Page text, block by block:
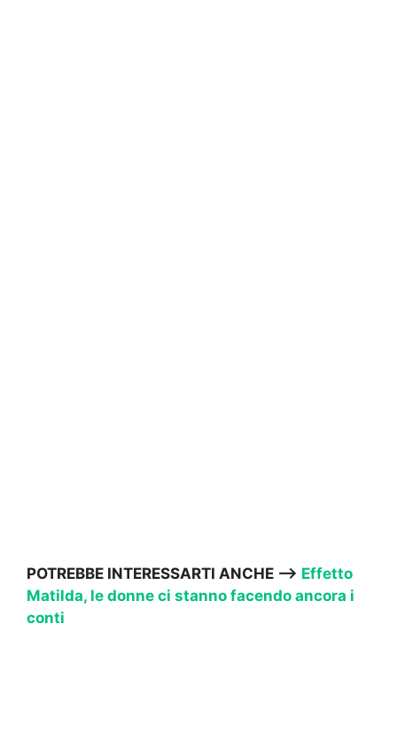
POTREBBE INTERESSARTI ANCHE —-> Effetto
Matilda, le donne ci stanno facendo ancora i
conti